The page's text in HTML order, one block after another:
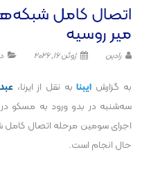
اتصال کامل
میر روسیه
رادین ژوئن 16, 2026
به گزارش ایبنا به نقل از ایرنا،
سه‌شنبه در بدو ورود به مسکو در
اجرای سومین مرحله اتصال کامل
حال انجام است.